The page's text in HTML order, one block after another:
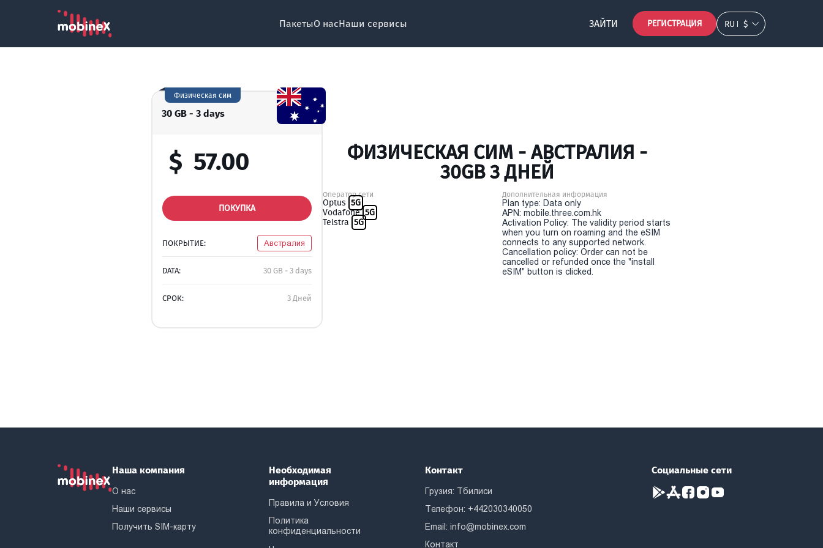
ПакетыО насНаши сервисы ЗАЙТИ РЕГИСТРАЦИЯ RU $
30 GB - 3 days
Физическая сим
$ 57.00
ПОКУПКА
ПОКРЫТИЕ: Австралия
DATA: 30 GB - 3 days
СРОК: 3 Дней
ФИЗИЧЕСКАЯ СИМ - АВСТРАЛИЯ -
30GB 3 ДНЕЙ
Оператор сети
Optus 5G
Vodafone 5G
Telstra 5G
Дополнительная информация
Plan type: Data only
APN: mobile.three.com.hk
Activation Policy: The validity period starts
when you turn on roaming and the eSIM
connects to any supported network.
Cancellation policy: Order can not be
cancelled or refunded once the "install
eSIM" button is clicked.
Наша компания
О нас
Наши сервисы
Получить SIM-карту
Необходимая
информация
Правила и Условия
Политика
конфиденциальности
Контакт
Грузия: Тбилиси
Телефон: +442030340050
Email:info@mobinex.com
Контакт
Социальные сети